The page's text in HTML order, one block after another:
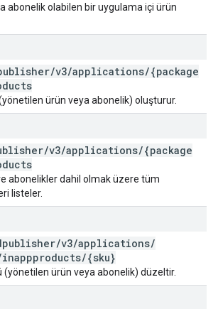
abonelik olabilen bir uygulama içi ürün
/v3/applications/{package
ürün veya abonelik) oluşturur.
/v3/applications/{package
abonelikler dahil olmak üzere tüm
listeler.
/v3/applications/
inappproducts/{sku}
(yönetilen ürün veya abonelik) düzeltir.